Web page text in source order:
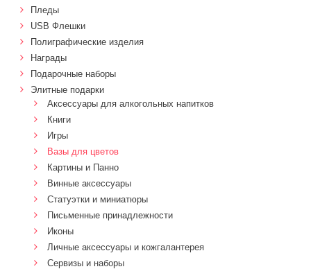
Пледы
USB Флешки
Полиграфические изделия
Награды
Подарочные наборы
Элитные подарки
Аксессуары для алкогольных напитков
Книги
Игры
Вазы для цветов
Картины и Панно
Винные аксессуары
Статуэтки и миниатюры
Письменные принадлежности
Иконы
Личные аксессуары и кожгалантерея
Сервизы и наборы